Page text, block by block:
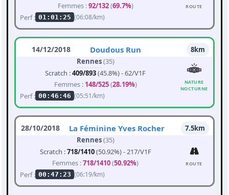
Femmes :92/132(69.7%)
Perf : 01:01:25 (06:08/km)
ROUTE
14/12/2018 Doudous Run
8km
Rennes(35)
Scratch :409/893(45.8%) - 62/V1F
Femmes : 148/525(28.19%)
Perf : 00:46:46 (05:51/km)
NATURE
NOCTURNE
28/10/2018 La Féminine Yves Rocher
7.5km
Rennes(35)
Scratch :718/1410(50.92%) - 217/V1F
Femmes :718/1410(50.92%)
Perf : 00:47:23 (06:19/km)
ROUTE